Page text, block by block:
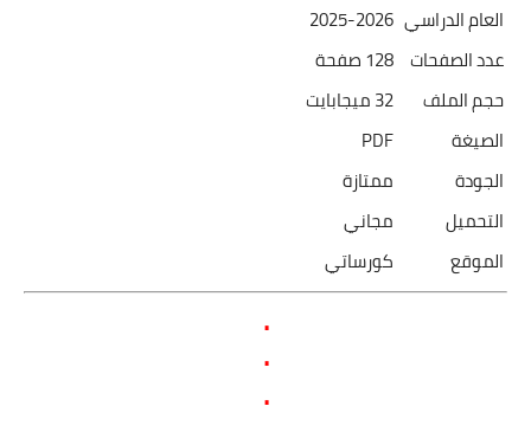
العام الدراسي 2025-2026
عدد الصفحات 128 صفحة
حجم الملف
32 ميجابايت
الصيغة
PDF
الجودة
ممتازة
التحميل
مجاني
الموقع
كورساتي
.
.
.